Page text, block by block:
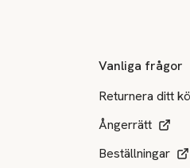
Vanliga frågor
Returnera ditt
Ångerrätt
Beställningar